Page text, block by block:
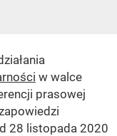
w walce
prasowej
28 listopada 2020